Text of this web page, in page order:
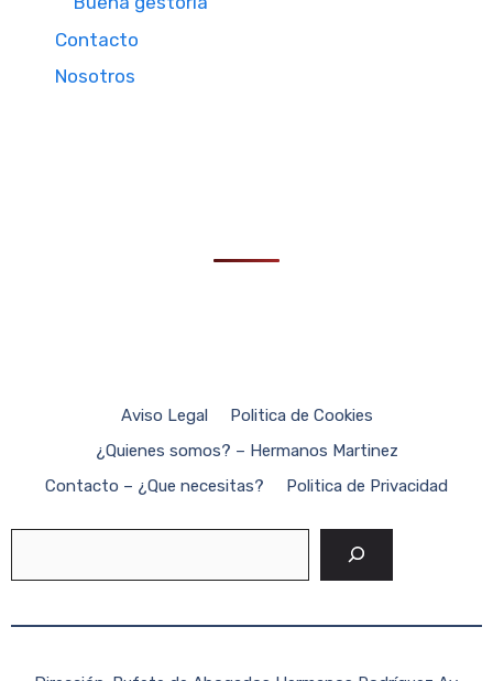
Contacto
Nosotros
Aviso Legal
Politica de Cookies
¿Quienes somos? – Hermanos Martinez
Contacto – ¿Que necesitas?
Politica de Privacidad